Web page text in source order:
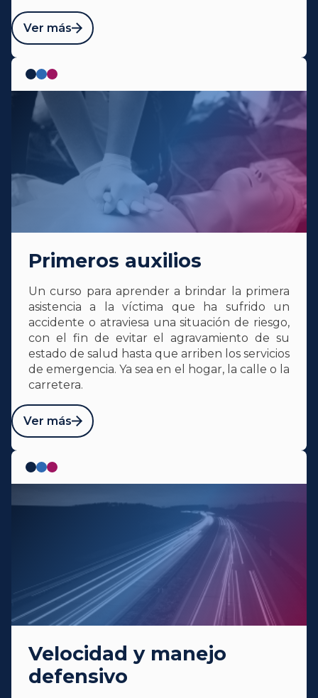
Ver más
Primeros auxilios
Un curso para aprender a brindar la primera
asistencia a la víctima que ha sufrido un
accidente o atraviesa una situación de riesgo,
con el fin de evitar el agravamiento de su
estado de salud hasta que arriben los servicios
de emergencia. Ya sea en el hogar, la calle o la
carretera.
Ver más
Velocidad y manejo
defensivo